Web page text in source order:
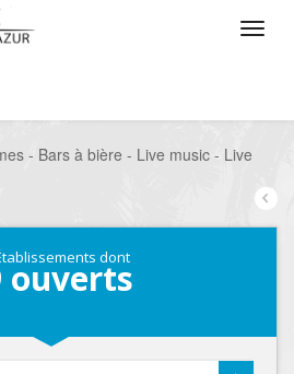
- Bars à bière - Live music - Live
dont
ouverts